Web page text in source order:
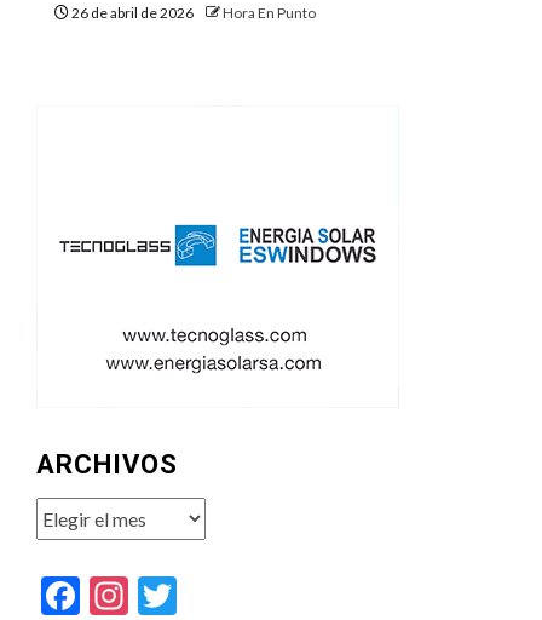
26 de abril de 2026 Hora En Punto
ARCHIVOS
Archivos
Facebook
Instagram